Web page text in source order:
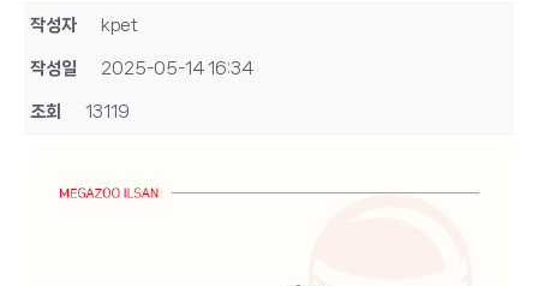
작성자 kpet
작성일 2025-05-14 16:34
조회 13119